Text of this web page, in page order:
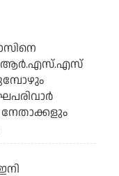
ആര്‍.എസ്.എസ്